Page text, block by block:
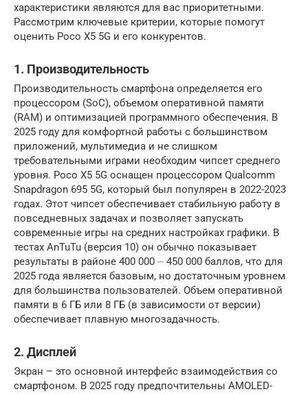
характеристики являются для вас приоритетными.
Рассмотрим ключевые критерии, которые помогут
оценить Poco X5 5G и его конкурентов.
1. Производительность
Производительность смартфона определяется его
процессором (SoC), объемом оперативной памяти
(RAM) и оптимизацией программного обеспечения. В
2025 году для комфортной работы с большинством
приложений, мультимедиа и не слишком
требовательными играми необходим чипсет среднего
уровня. Poco X5 5G оснащен процессором Qualcomm
Snapdragon 695 5G, который был популярен в 2022-2023
годах. Этот чипсет обеспечивает стабильную работу в
повседневных задачах и позволяет запускать
современные игры на средних настройках графики. В
тестах AnTuTu (версия 10) он обычно показывает
результаты в районе 400 000 ⏤ 450 000 баллов, что для
2025 года является базовым, но достаточным уровнем
для большинства пользователей. Объем оперативной
памяти в 6 ГБ или 8 ГБ (в зависимости от версии)
обеспечивает плавную многозадачность.
2. Дисплей
Экран – это основной интерфейс взаимодействия со
смартфоном. В 2025 году предпочтительны AMOLED-